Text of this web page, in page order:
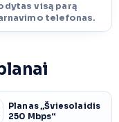
visą parą
telefonas.
Planas „Šviesolaidis
250 Mbps“